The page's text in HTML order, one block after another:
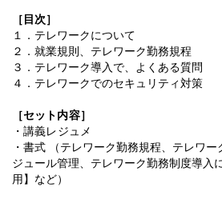
［目次］
１．テレワークについて
２．就業規則、テレワーク勤務規程
３．テレワーク導入で、よくある質問
４．テレワークでのセキュリティ対策
［セット内容］
・講義レジュメ
・書式 （テレワーク勤務規程、テレワ
ジュール管理、テレワーク勤務制度導入
用】など）